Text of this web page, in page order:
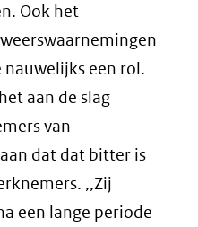
Ook het
een rol.
aan de slag
van
dat dat bitter is
,,Zij
een lange periode